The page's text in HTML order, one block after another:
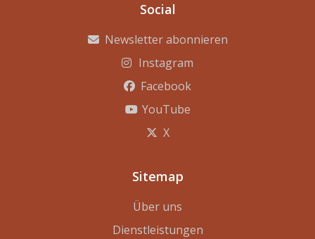
Social
Newsletter abonnieren
Instagram
Facebook
YouTube
X
Sitemap
Über uns
Dienstleistungen